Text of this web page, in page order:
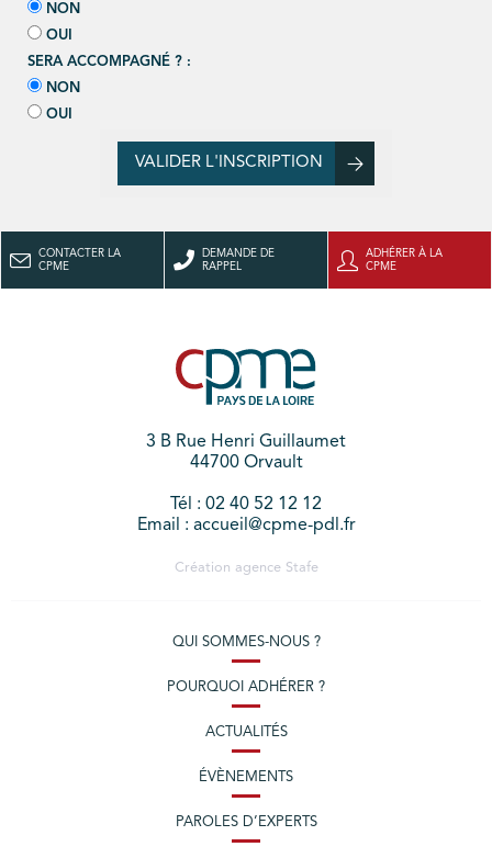
NON
OUI
SERA ACCOMPAGNÉ ? :
NON
OUI
VALIDER L'INSCRIPTION
CONTACTER LA
CPME
DEMANDE DE
RAPPEL
ADHÉRER À LA
CPME
3 B Rue Henri Guillaumet
44700 Orvault
Tél : 02 40 52 12 12
Email : accueil@cpme-pdl.fr
Création agence Stafe
QUI SOMMES-NOUS ?
POURQUOI ADHÉRER ?
ACTUALITÉS
ÉVÈNEMENTS
PAROLES D’EXPERTS